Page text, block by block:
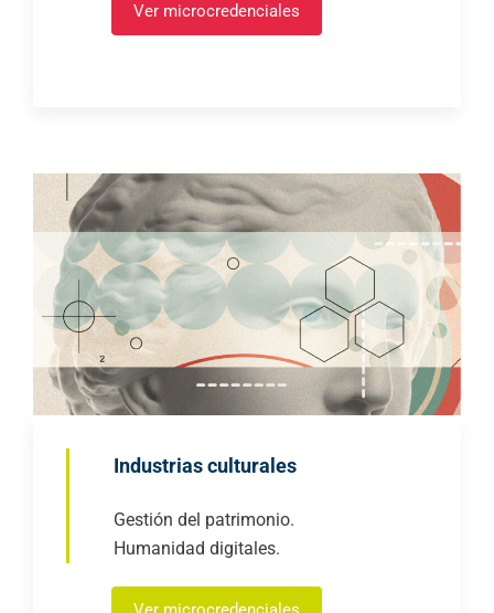
Ver microcredenciales
Industrias culturales
Gestión del patrimonio.
Humanidad digitales.